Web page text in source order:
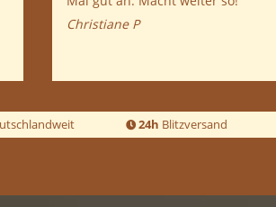
Christiane P
24h Blitzversand